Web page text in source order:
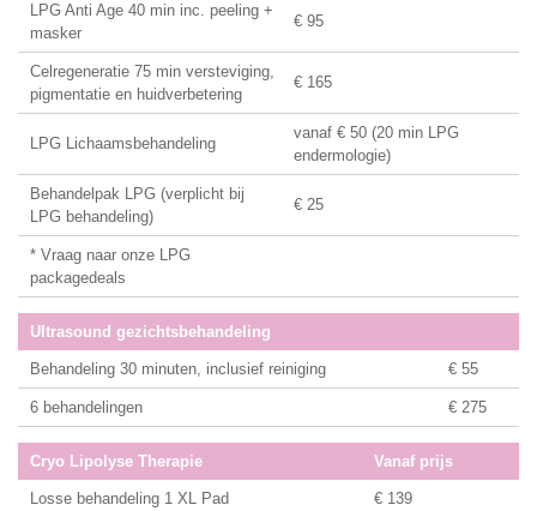
LPG Anti Age 40 min inc. peeling +
masker
€ 95
Celregeneratie 75 min versteviging,
pigmentatie en huidverbetering
€ 165
LPG Lichaamsbehandeling
vanaf € 50 (20 min LPG
endermologie)
Behandelpak LPG (verplicht bij
LPG behandeling)
€ 25
* Vraag naar onze LPG
packagedeals
Ultrasound gezichtsbehandeling
Behandeling 30 minuten, inclusief reiniging € 55
6 behandelingen € 275
Cryo Lipolyse Therapie Vanaf prijs
Losse behandeling 1 XL Pad € 139